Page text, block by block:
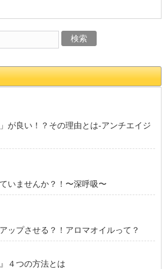
が良い！？その理由とは-アンチエイジ
いませんか？！〜深呼吸〜
ップさせる？！アロマオイルって？
４つの方法とは